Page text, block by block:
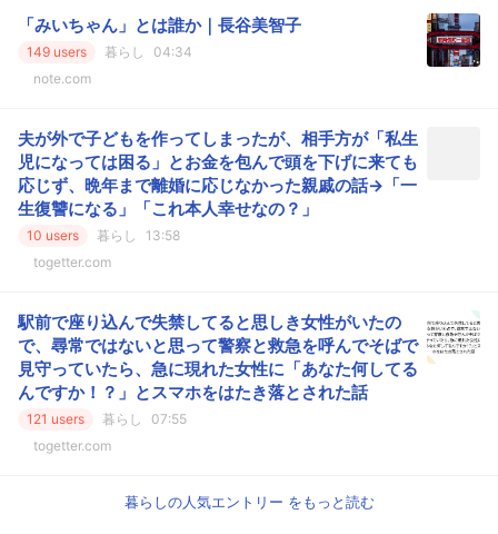
「みいちゃん」とは誰か｜長谷美智子
149 users 暮らし
04:34
note.com
夫が外で子どもを作ってしまったが、相手方が「私生
児になっては困る」とお金を包んで頭を下げに来ても
応じず、晩年まで離婚に応じなかった親戚の話→「一
生復讐になる」「これ本人幸せなの？」
10 users 暮らし
13:58
togetter.com
駅前で座り込んで失禁してると思しき女性がいたの
で、尋常ではないと思って警察と救急を呼んでそばで
見守っていたら、急に現れた女性に「あなた何してる
んですか！？」とスマホをはたき落とされた話
121 users 暮らし
07:55
togetter.com
暮らしの人気エントリー をもっと読む